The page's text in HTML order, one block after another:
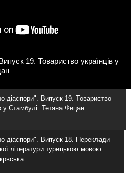
19. Товариство українців у
діаспори". Випуск 19. Товариство
у Стамбулі. Тетяна Фецан
діаспори". Випуск 18. Переклади
літератури турецькою мовою.